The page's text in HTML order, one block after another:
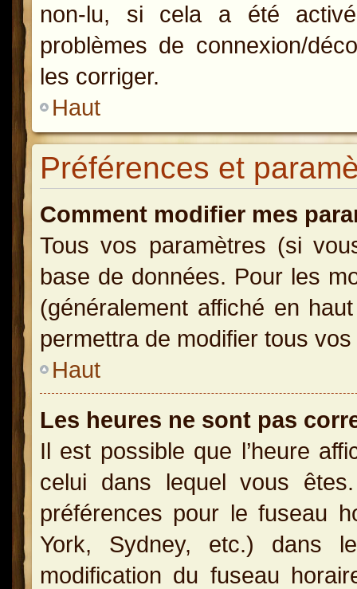
non-lu, si cela a été
problèmes de connexion/
les corriger.
Haut
Préférences et
Comment modifier mes
Tous vos paramètres (si
base de données. Pour les
(généralement affiché en
permettra de modifier tous
Haut
Les heures ne sont pas
Il est possible que l’heure
celui dans lequel vous
préférences pour le fuseau
York, Sydney, etc.) dans
modification du fuseau